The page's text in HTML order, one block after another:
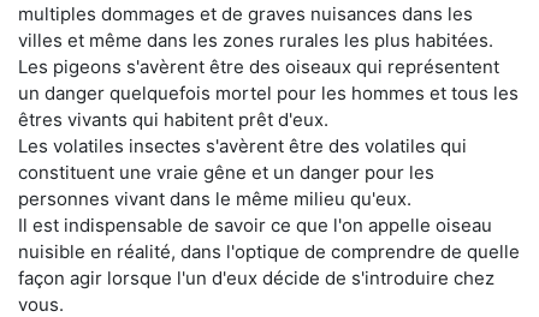
multiples dommages et de graves nuisances dans les
villes et même dans les zones rurales les plus habitées.
Les pigeons s'avèrent être des oiseaux qui représentent
un danger quelquefois mortel pour les hommes et tous les
êtres vivants qui habitent prêt d'eux.
Les volatiles insectes s'avèrent être des volatiles qui
constituent une vraie gêne et un danger pour les
personnes vivant dans le même milieu qu'eux.
Il est indispensable de savoir ce que l'on appelle oiseau
nuisible en réalité, dans l'optique de comprendre de quelle
façon agir lorsque l'un d'eux décide de s'introduire chez
vous.